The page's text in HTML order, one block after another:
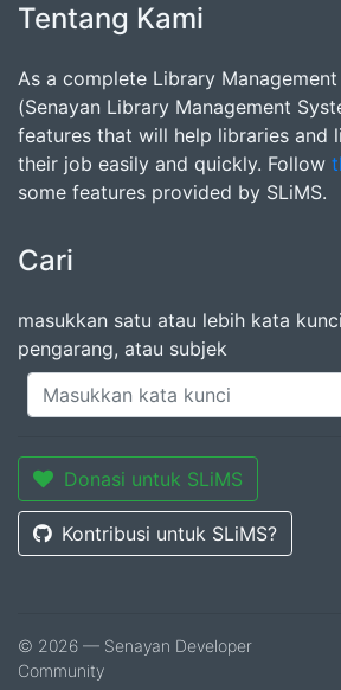
Tentang Kami
As a complete Library Management
(Senayan Library Management
features that will help libraries and
their job easily and quickly. Follow
some features provided by SLiMS.
Cari
masukkan satu atau lebih kata
pengarang, atau subjek
Donasi untuk SLiMS
Kontribusi untuk SLiMS?
© 2026 — Senayan Developer
Community